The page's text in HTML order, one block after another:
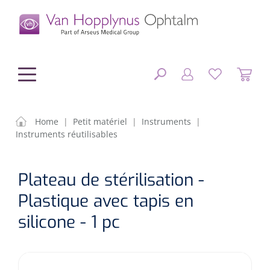
Equipement chirurgical
OP sets
Diagnostic
Tonomètres
Petit matériel
OPTIONS
RÉSULTATS
Home | Petit matériel | Instruments
|
Instruments réutilisables
Plateau de stérilisation -
Plastique avec tapis en
silicone - 1 pc